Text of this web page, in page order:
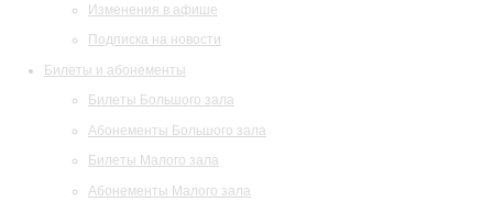
Изменения в афише
Подписка на новости
Билеты и абонементы
Билеты Большого зала
Абонементы Большого зала
Билеты Малого зала
Абонементы Малого зала